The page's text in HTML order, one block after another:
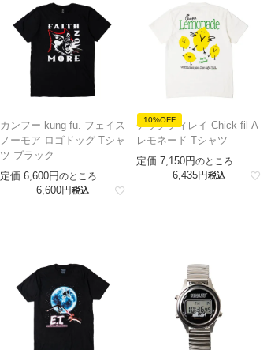
カンフー kung fu. フェイス
ノーモア ロゴドッグ Tシャ
ツ ブラック
定価 6,600 のところ
6,600 税込
10%OFF
チックフィレイ Chick-fil-A
レモネード Tシャツ
定価 7,150 のところ
6,435 税込